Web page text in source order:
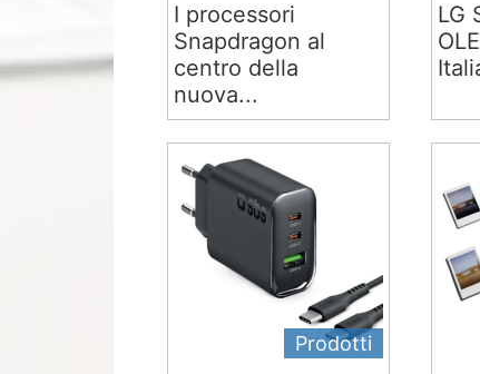
I processori
Snapdragon al
centro della
nuova...
LG
Prodotti